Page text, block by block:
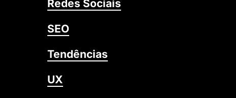
Redes Sociais
SEO
Tendências
UX